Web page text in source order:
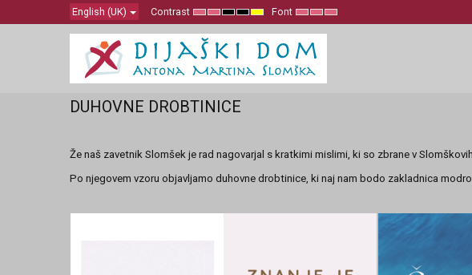
English (UK) Contrast
Default
mode
Night
mode
High
Contrast
Black
White
mode
High
Contrast
Black
Yellow
mode
High
Contrast
Yellow
Black
mode
Font
Set
Smaller
Font
Set
Default
Font
Set
Larger
DUHOVNE DROBTINICE
Že naš zavetnik Slomšek je rad nagovarjal s kratkimi mislimi, ki so zbrane v
Po njegovem vzoru objavljamo duhovne drobtinice, ki naj nam bodo zakladnica